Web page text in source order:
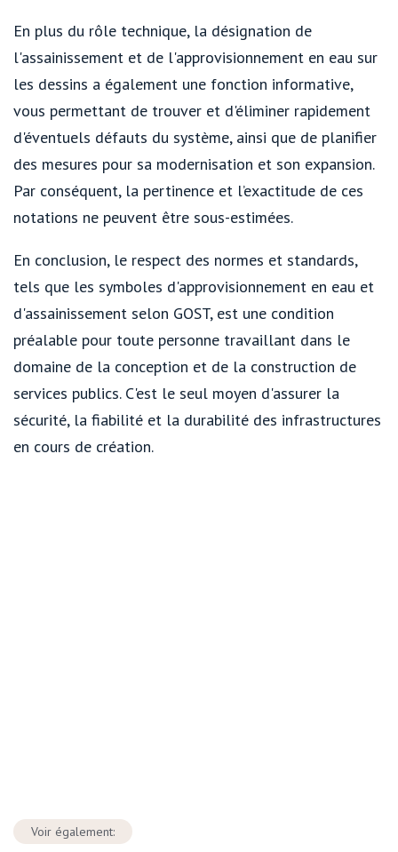
En plus du rôle technique, la désignation de
l'assainissement et de l'approvisionnement en eau sur
les dessins a également une fonction informative,
vous permettant de trouver et d'éliminer rapidement
d'éventuels défauts du système, ainsi que de planifier
des mesures pour sa modernisation et son expansion.
Par conséquent, la pertinence et l’exactitude de ces
notations ne peuvent être sous-estimées.
En conclusion, le respect des normes et standards,
tels que les symboles d'approvisionnement en eau et
d'assainissement selon GOST, est une condition
préalable pour toute personne travaillant dans le
domaine de la conception et de la construction de
services publics. C'est le seul moyen d'assurer la
sécurité, la fiabilité et la durabilité des infrastructures
en cours de création.
Voir également: